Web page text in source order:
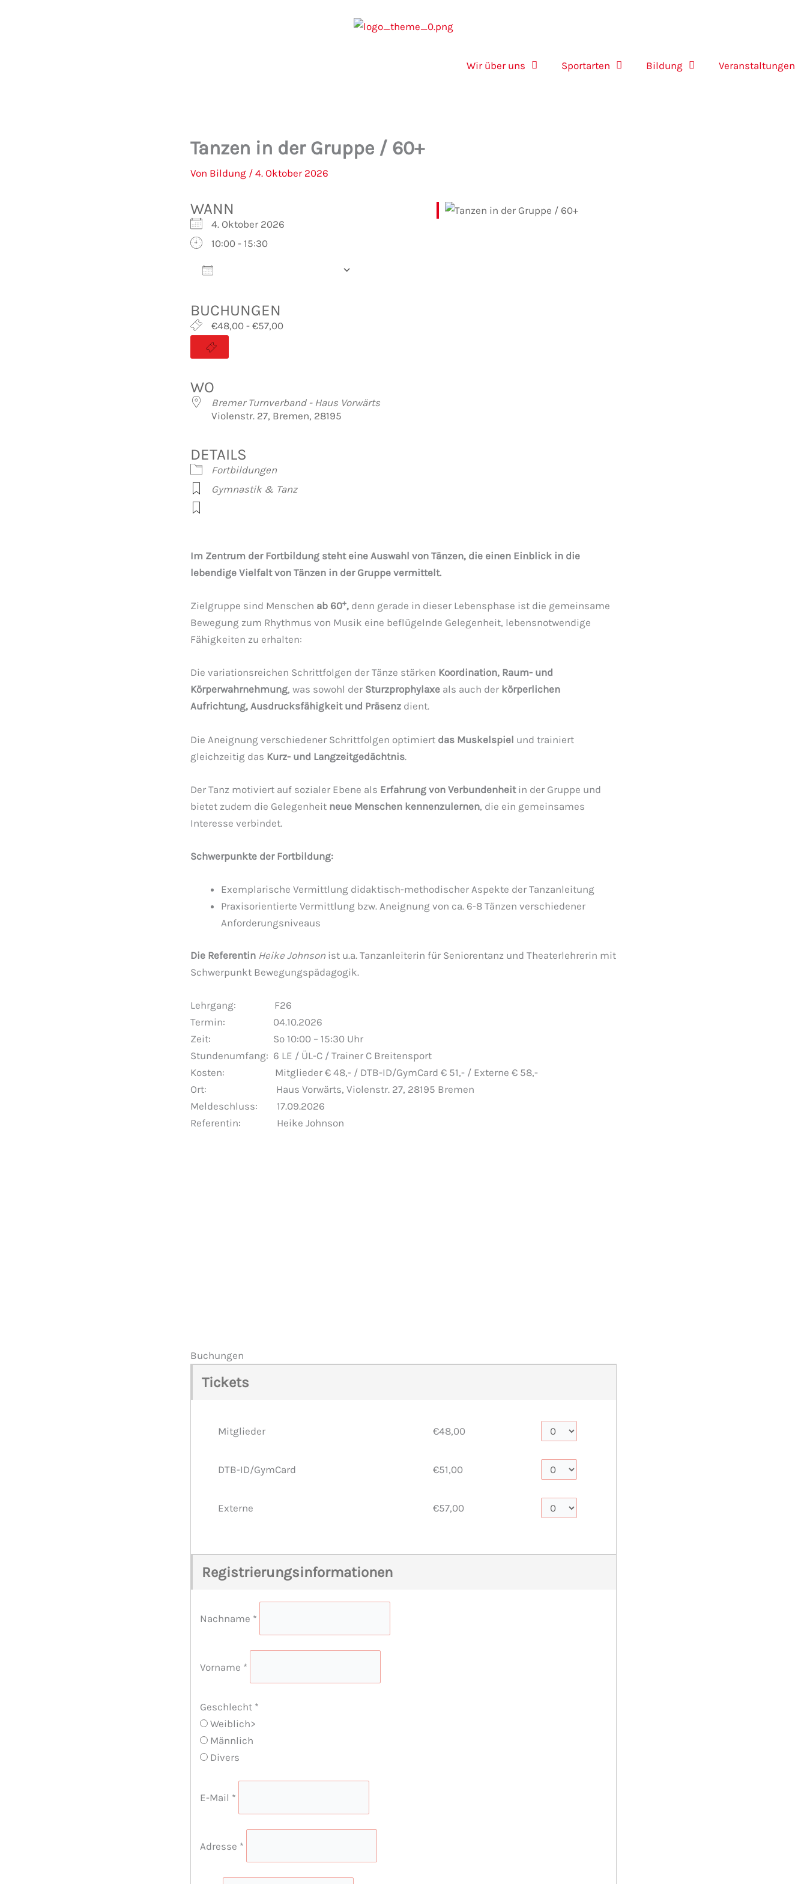
Wir über uns
Sportarten Bildung Veranstaltungen
Tanzen in der Gruppe / 60+
Von Bildung / 4. Oktober 2026
WANN
4. Oktober 2026
10:00 - 15:30
BUCHUNGEN
€48,00 - €57,00
WO
Bremer Turnverband - Haus Vorwärts
Violenstr. 27, Bremen, 28195
DETAILS
Fortbildungen
Gymnastik & Tanz
Im Zentrum der Fortbildung steht eine Auswahl von Tänzen, die einen Einblick in die
lebendige Vielfalt von Tänzen in der Gruppe vermittelt.
Zielgruppe sind Menschen ab 60+, denn gerade in dieser Lebensphase ist die gemeinsame
Bewegung zum Rhythmus von Musik eine beflügelnde Gelegenheit, lebensnotwendige
Fähigkeiten zu erhalten:
Die variationsreichen Schrittfolgen der Tänze stärken Koordination, Raum- und
Körperwahrnehmung, was sowohl der Sturzprophylaxe als auch der körperlichen
Aufrichtung, Ausdrucksfähigkeit und Präsenz dient.
Die Aneignung verschiedener Schrittfolgen optimiert das Muskelspiel und trainiert
gleichzeitig das Kurz- und Langzeitgedächtnis.
Der Tanz motiviert auf sozialer Ebene als Erfahrung von Verbundenheitin der Gruppe und
bietet zudem die Gelegenheit neue Menschen kennenzulernen, die ein gemeinsames
Interesse verbindet.
Schwerpunkte der Fortbildung:
Exemplarische Vermittlung didaktisch-methodischer Aspekte der Tanzanleitung
Praxisorientierte Vermittlung bzw. Aneignung von ca. 6-8 Tänzen verschiedener
Anforderungsniveaus
Die Referentin Heike Johnson ist u.a. Tanzanleiterin für Seniorentanz und Theaterlehrerin mit
Schwerpunkt Bewegungspädagogik.
Lehrgang: F26
Termin: 04.10.2026
Zeit: So 10:00 – 15:30 Uhr
Stundenumfang: 6 LE / ÜL-C / Trainer C Breitensport
Kosten: Mitglieder € 48,- / DTB-ID/GymCard € 51,- / Externe € 58,-
Ort: Haus Vorwärts, Violenstr. 27, 28195 Bremen
Meldeschluss: 17.09.2026
Referentin: Heike Johnson
Buchungen
Tickets
Mitglieder €48,00
DTB-ID/GymCard €51,00
Externe €57,00
Registrierungsinformationen
Nachname *
Vorname *
Geschlecht *
Weiblich>
Männlich
Divers
E-Mail *
Adresse *